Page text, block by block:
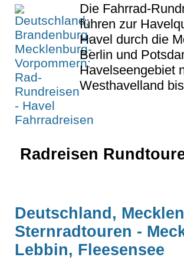
Die Fahrrad-
führen zur
Havel durch die
Berlin und
Havelseengebiet
Westhavelland
Radreisen
Deutschland,
Sternradtouren -
Lebbin, Fleesensee